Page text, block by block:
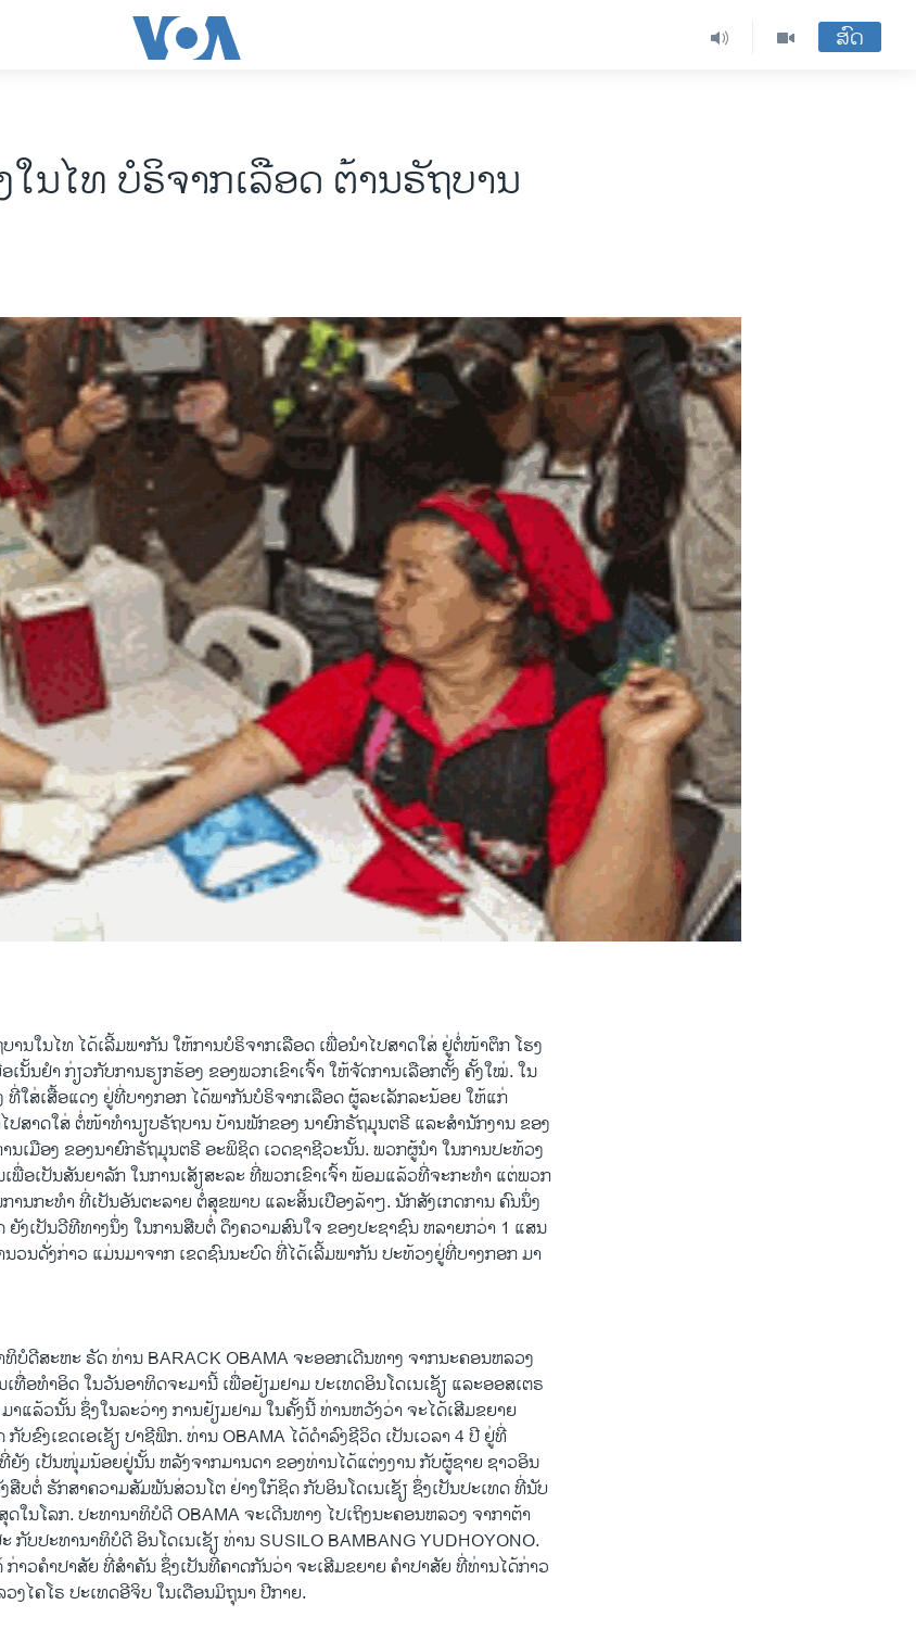
ສົດ
ນໄທ ບໍຣິຈາກເລືອດ ຕ້ານຣັຖບານ
ນໃນໄທ ໄດ້ເລີ້ມພາກັນ ໃຫ້ການບໍຣິຈາກເລືອດ ເພື່ອນຳໄປສາດໃສ່ ຢູ່ຕໍ່ໜ້າຕຶກ ໂຮງ
ເນັ້ນຢຳ ກ່ຽວກັບການຮຽກຮ້ອງ ຂອງພວກເຂົາເຈົ້າ ໃຫ້ຈັດການເລືອກຕັ້ງ ຄັ້ງໃໝ່. ໃນ
ໃສ່ເສື້ອແດງ ຢູ່ທີ່ບາງກອກ ໄດ້ພາກັນບໍຣິຈາກເລືອດ ຜູ້ລະ​ເລັກ​ລະນ້ອຍ ໃຫ້ແກ່
ປສາດໃສ່ ຕໍ່ໜ້າທຳນຽບຣັຖບານ ບ້ານພັກຂອງ ນາຍົກຣັຖມຸນຕຣີ ແລະສຳນັກງານ ຂອງ
ນເມືອງ ຂອງນາຍົກຣັຖມຸນຕຣີ ອະພິຊິດ ເວດຊາຊີວະນັ້ນ. ພວກຜູ້ນຳ ໃນການປະທ້ວງ
ພື່ອເປັນສັນຍາລັກ ໃນການເສັຽສະລະ ທີ່ພວກເຂົາເຈົ້າ ພ້ອມ​ແລ້ວທີ່ຈະກະທຳ ແຕ່ພວກ
ານກະທຳ ທີ່ເປັນອັນຕະລາຍ ຕໍ່ສຸຂພາບ ແລະສິ້ນເປືອງລ້າໆ. ນັກສັງເກດການ ຄົນນຶ່ງ
ຍັງເປັນວີ​ທີ​ທາງ​ນຶ່ງ ​ໃນ​ການສືບຕໍ່ ດຶງຄວາມສົນໃຈ ຂອງປະຊາຊົນ ຫລາຍກວ່າ 1 ແສນ
ວນດັ່ງກ່າວ ແມ່ນມາຈາກ ເຂດຊົນນະບົດ ທີ່ໄດ້ເລີ້ມພາກັນ ປະທ້ວງຢູ່ທີ່ບາງກອກ ມາ
ບໍດີສະຫະ ຣັດ ທ່ານ BARACK OBAMA ຈະອອກເດີນທາງ ຈາກນະຄອນຫລວງ
ເທື່ອທຳອິດ ໃນວັນອາທິດຈະມານີ້ ເພື່ອຢ້ຽມຢາມ ປະເທດອິນໂດເນເຊັຽ ແລະອອສເຕຣ
າແລ້ວນັ້ນ ຊຶ່ງໃນລະ​ວ່າງ ​ການ​ຢ້ຽມຢາມ ​ໃນ​ຄັ້ງນີ້ ທ່ານຫວັງວ່າ ຈະໄດ້ເສີມຂຍາຍ
ບຂົງເຂດເອເຊັຽ ປາຊີຟິກ. ທ່ານ OBAMA ໄດ້ດຳລົງ​ຊີວິດ ​ເປັນເວລາ 4 ປີ ຢູ່ທີ່
ທີ່ຍັງ ເປັນໜຸ່ມນ້ອຍຢູ່ນັ້ນ ຫລັງຈາກມານດາ ຂອງທ່ານໄດ້ແຕ່ງງານ ກັບຜູ້ຊາຍ ຊາວອິນ
ສືບຕໍ່ ຮັກສາຄວາມສັມພັນສ່ວນໂຕ ຢ່າງໃກ້ຊິດ ກັບອິນໂດເນເຊັຽ ຊຶ່ງເປັນປະເທດ ທີ່ນັບ
ໃນໂລກ. ປະທານາທິບໍດີ OBAMA ຈະເດີນທາງ ໄປເຖິງນະຄອນຫລວງ ຈາກາຕ້າ
ບປະທານາທິບໍດີ ອິນໂດເນເຊັຽ ທ່ານ SUSILO BAMBANG YUDHOYONO.
າວຄຳປາສັຍ ທີ່ສຳຄັນ ຊຶ່ງເປັນທີ່ຄາດກັນວ່າ ຈະເສີມຂຍາຍ ຄຳປາສັຍ ທີ່ທ່ານໄດ້ກ່າວ
ງໄຄໂຣ ປະເທດອີຈິບ ໃນເດືອນມິຖຸນາ ປີກາຍ.